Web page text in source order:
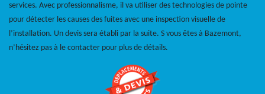
services. Avec professionnalisme, il va utiliser des technologies de pointe
pour détecter les causes des fuites avec une inspection visuelle de
l’installation. Un devis sera établi par la suite. S vous êtes à Bazemont,
n’hésitez pas à le contacter pour plus de détails.